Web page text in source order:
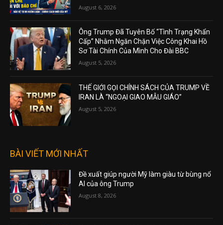
August 6, 2026
Ông Trump Đã Tuyên Bố “Tình Trạng Khẩn
Cấp” Nhằm Ngăn Chặn Việc Công Khai Hồ
Sơ Tài Chính Của Mình Cho Đài BBC
August 5, 2026
THẾ GIỚI GỌI CHÍNH SÁCH CỦA TRUMP VỀ
IRAN LÀ “NGOẠI GIAO MẪU GIÁO”
August 5, 2026
BÀI VIẾT MỚI NHẤT
Đề xuất giúp người Mỹ làm giàu từ bùng nổ
AI của ông Trump
August 8, 2026